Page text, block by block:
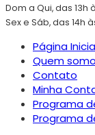
Dom a Qui, das 13h
Sex e Sáb, das 14h
Página
Quem
Contato
Minha
Programa
Programa